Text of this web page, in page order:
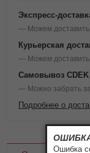
Экспресс-
— Можем доставить
Курьерская
— Можем
Самовывоз CDEK
— Можно забрать
Подробнее о
Ошибка